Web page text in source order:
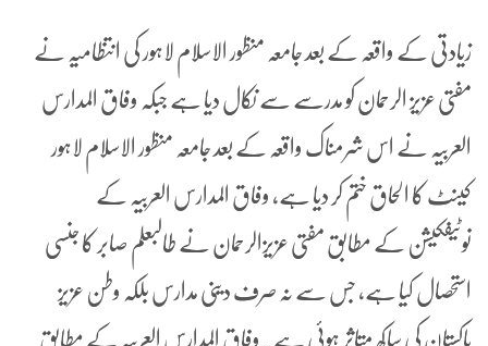
زیادتی کے واقعہ کے بعد جامعہ منظور الاسلام لاہور کی انتظامیہ نے
مفتی عزیز الرحمان کو مدرسے سے نکال دیا ہے جبکہ وفاق المدارس
العربیہ نے اس شرمناک واقعہ کے بعد جامعہ منظور الاسلام لاہور
کینٹ کا الحاق ختم کر دیا ہے، وفاق المدارس العربیہ کے
نوٹیفکیشن کے مطابق مفتی عزیزالرحمان نے طالبعلم صابر کا جنسی
استحصال کیا ہے، جس سے نہ صرف دینی مدارس بلکہ وطن عزیز
پاکستان کی ساکھ متاثر ہوئی ہے۔وفاق المدارس العربیہ کے مطابق